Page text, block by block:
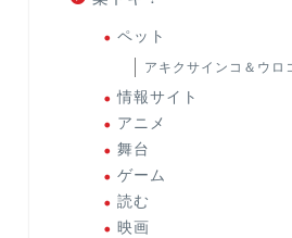
ペット
アキクサインコ＆ウロ
情報サイト
アニメ
舞台
ゲーム
読む
映画